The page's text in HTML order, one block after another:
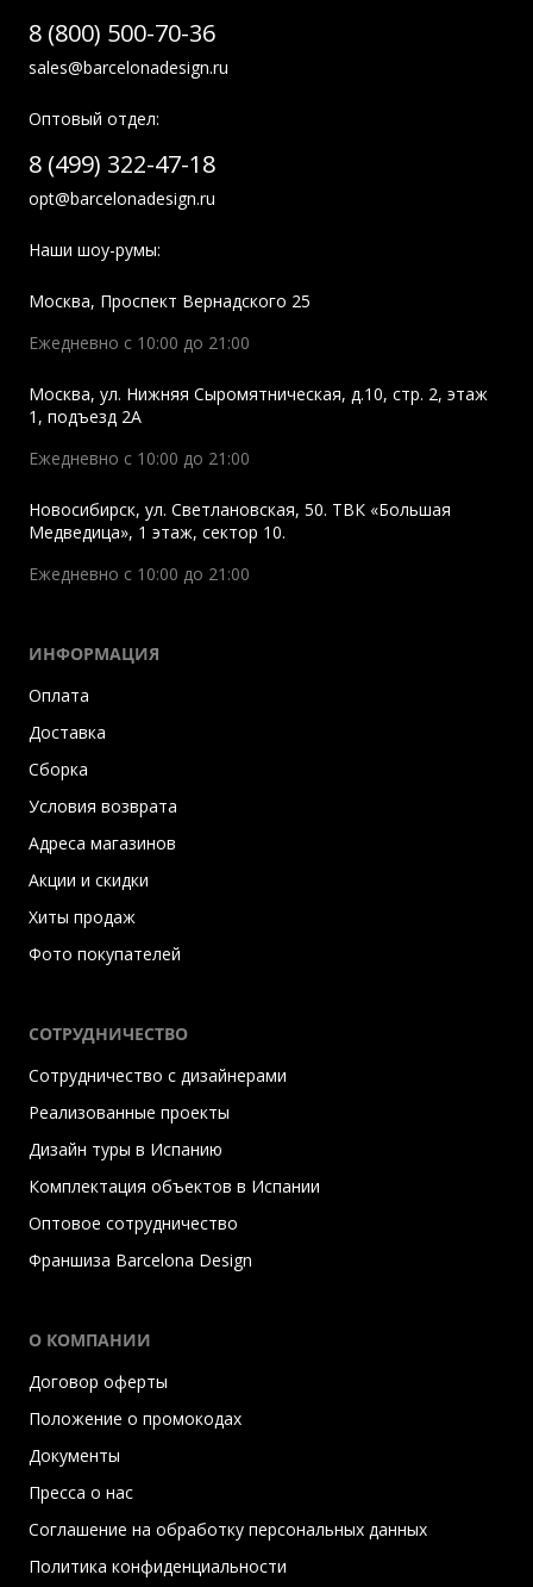
8 (800) 500-70-36
sales@barcelonadesign.ru
Оптовый отдел:
8 (499) 322-47-18
opt@barcelonadesign.ru
Наши шоу-румы:
Москва, Проспект Вернадского 25
Ежедневно с 10:00 до 21:00
Москва, ул. Нижняя Сыромятническая, д.10, стр. 2, этаж
1, подъезд 2A
Ежедневно с 10:00 до 21:00
Новосибирск, ул. Светлановская, 50. ТВК «Большая
Медведица», 1 этаж, сектор 10.
Ежедневно с 10:00 до 21:00
ИНФОРМАЦИЯ
Оплата
Доставка
Сборка
Условия возврата
Адреса магазинов
Акции и скидки
Хиты продаж
Фото покупателей
СОТРУДНИЧЕСТВО
Сотрудничество с дизайнерами
Реализованные проекты
Дизайн туры в Испанию
Комплектация объектов в Испании
Оптовое сотрудничество
Франшиза Barcelona Design
О КОМПАНИИ
Договор оферты
Положение о промокодах
Документы
Пресса о нас
Соглашение на обработку персональных данных
Политика конфиденциальности